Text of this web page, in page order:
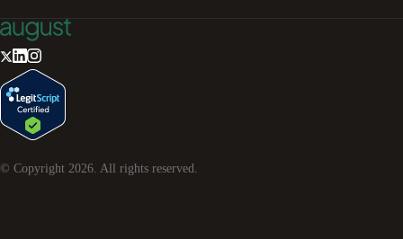
© Copyright 2026 . All rights reserved.